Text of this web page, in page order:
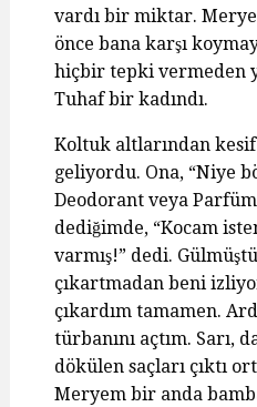
vardı bir miktar.
önce bana karşı
hiçbir tepki vermeden
Tuhaf bir kadındı.
Koltuk altlarından
geliyordu. Ona, “Niye
Deodorant veya
dediğimde, “Kocam
varmış!” dedi.
çıkartmadan beni
çıkardım tamamen.
türbanını açtım. Sarı,
dökülen saçları çıktı
Meryem bir anda